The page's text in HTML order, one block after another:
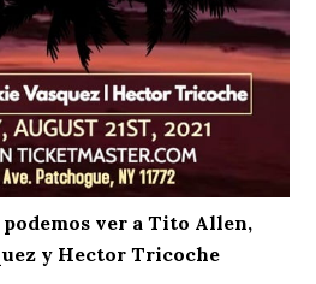
ver a Tito Allen,
y Hector Tricoche